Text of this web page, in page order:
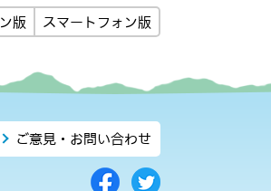
版 スマートフォン版
ご意見・お問い合わせ